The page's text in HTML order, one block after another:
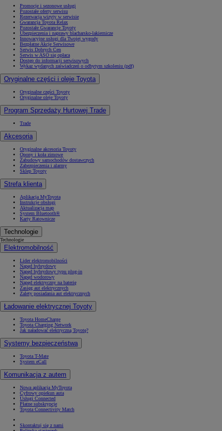
Promocje i sezonowe usługi
Pozostałe oferty serwisu
Rezerwacja wizyty w serwisie
Gwarancja Toyota Relax
Pozostałe Gwarancje Toyoty
Ubezpieczenia i naprawy blacharsko-lakiernicze
Innowacyjne usługi dla Twojej wygody
Bezpłatne Akcje Serwisowe
Serwis Dobrych Cen
Serwis w ASO się opłaca
Dostęp do informacji serwisowych
Wykaz wydanych zaświadczeń o odbytym szkoleniu (pdf)
Oryginalne części i oleje Toyota
Oryginalne części Toyoty
Oryginalne oleje Toyoty
Program Sprzedaży Hurtowej Trade
Trade
Akcesoria
Oryginalne akcesoria Toyoty
Opony i koła zimowe
Zabudowy samochodów dostawczych
Zabezpieczenia i alarmy
Sklep Toyoty
Strefa klienta
Aplikacja MyToyota
Instrukcje obsługi
Aktualizacja map
System Bluetooth®
Karty Ratownicze
Technologie
Technologie
Elektromobilność
Lider elektromobilności
Napęd hybrydowy
Napęd hybrydowy typu plug-in
Napęd wodorowy
Napęd elektryczny na baterię
Zasięg aut elektrycznych
Zalety posiadania aut elektrycznych
Ładowanie elektrycznej Toyoty
Toyota HomeCharge
Toyota Charging Network
Jak naładować elektryczną Toyotę?
Systemy bezpieczeństwa
Toyota T-Mate
System eCall
Komunikacja z autem
Nowa aplikacja MyToyota
Cyfrowy opiekun auta
Usługi Connected
Płatne subskrypcje
Toyota Connectivity Match
Skontaktuj się z nami